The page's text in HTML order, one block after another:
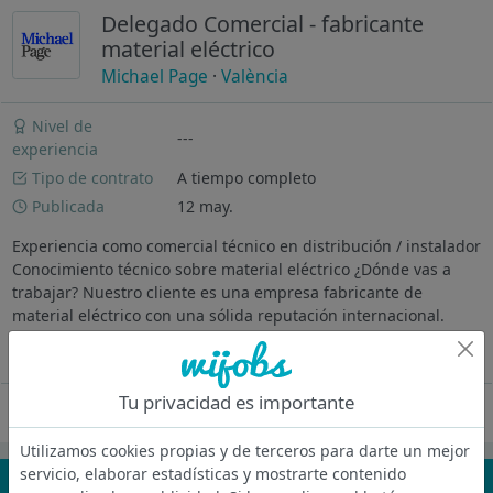
Delegado Comercial - fabricante
material eléctrico
Michael Page ·València
Nivel de
experiencia
---
Tipo de contrato
A tiempo completo
Publicada
12 may.
Experiencia como comercial técnico en distribución / instalador
Conocimiento técnico sobre material eléctrico ¿Dónde vas a
trabajar? Nuestro cliente es una empresa fabricante de
material eléctrico con una sólida reputación internacional.
Descripción...
Oferta desactivada
Tu privacidad es importante
Utilizamos cookies propias y de terceros para darte un mejor
servicio, elaborar estadísticas y mostrarte contenido